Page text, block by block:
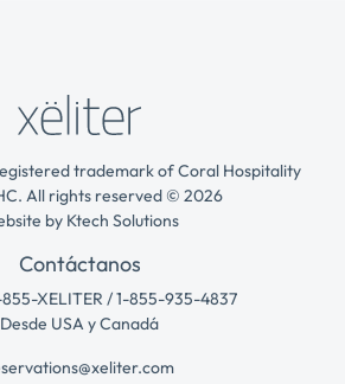
trademark of Coral Hospitality
All rights reserved © 2026
by Ktech Solutions
Contáctanos
855-XELITER / 1-855-935-4837
Desde USA y Canadá